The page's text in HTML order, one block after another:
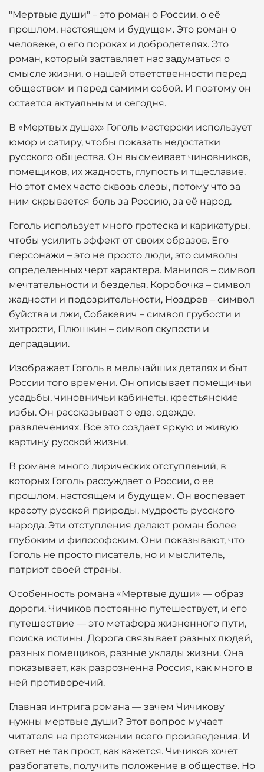
"Мертвые души" – это роман о России, о её
прошлом, настоящем и будущем. Это роман о
человеке, о его пороках и добродетелях. Это
роман, который заставляет нас задуматься о
смысле жизни, о нашей ответственности перед
обществом и перед самими собой. И поэтому он
остается актуальным и сегодня.
В «Мертвых душах» Гоголь мастерски использует
юмор и сатиру, чтобы показать недостатки
русского общества. Он высмеивает чиновников,
помещиков, их жадность, глупость и тщеславие.
Но этот смех часто сквозь слезы, потому что за
ним скрывается боль за Россию, за её народ.
Гоголь использует много гротеска и карикатуры,
чтобы усилить эффект от своих образов. Его
персонажи – это не просто люди, это символы
определенных черт характера. Манилов – символ
мечтательности и безделья, Коробочка – символ
жадности и подозрительности, Ноздрев – символ
буйства и лжи, Собакевич – символ грубости и
хитрости, Плюшкин – символ скупости и
деградации.
Изображает Гоголь в мельчайших деталях и быт
России того времени. Он описывает помещичьи
усадьбы, чиновничьи кабинеты, крестьянские
избы. Он рассказывает о еде, одежде,
развлечениях. Все это создает яркую и живую
картину русской жизни.
В романе много лирических отступлений, в
которых Гоголь рассуждает о России, о её
прошлом, настоящем и будущем. Он воспевает
красоту русской природы, мудрость русского
народа. Эти отступления делают роман более
глубоким и философским. Они показывают, что
Гоголь не просто писатель, но и мыслитель,
патриот своей страны.
Особенность романа «Мертвые души» — образ
дороги. Чичиков постоянно путешествует, и его
путешествие — это метафора жизненного пути,
поиска истины. Дорога связывает разных людей,
разных помещиков, разные уклады жизни. Она
показывает, как разрозненна Россия, как много в
ней противоречий.
Главная интрига романа — зачем Чичикову
нужны мертвые души? Этот вопрос мучает
читателя на протяжении всего произведения. И
ответ не так прост, как кажется. Чичиков хочет
разбогатеть, получить положение в обществе. Но